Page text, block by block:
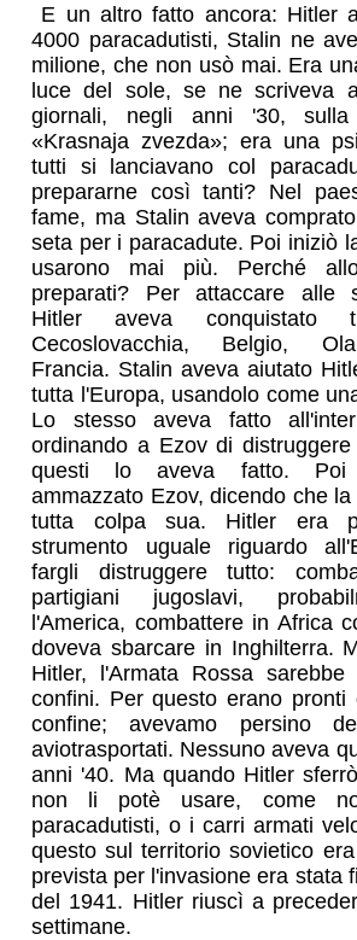
E un altro fatto ancora: Hitler
4000 paracadutisti, Stalin ne
milione, che non usò mai. Era
luce del sole, se ne scriveva
giornali, negli anni '30, sulla
«Krasnaja zvezda»; era una
tutti si lanciavano col
prepararne così tanti? Nel
fame, ma Stalin aveva
seta per i paracadute. Poi iniziò
usarono mai più. Perché
preparati? Per attaccare alle
Hitler aveva conquistato
Cecoslovacchia, Belgio,
Francia. Stalin aveva aiutato
tutta l'Europa, usandolo come
Lo stesso aveva fatto
ordinando a Ezov di
questi lo aveva fatto. Poi
ammazzato Ezov, dicendo che
tutta colpa sua. Hitler era
strumento uguale riguardo
fargli distruggere tutto:
partigiani jugoslavi,
l'America, combattere in Africa
doveva sbarcare in Inghilterra.
Hitler, l'Armata Rossa
confini. Per questo erano pronti
confine; avevamo persino
aviotrasportati. Nessuno aveva
anni '40. Ma quando Hitler
non li potè usare, come
paracadutisti, o i carri armati
questo sul territorio sovietico
prevista per l'invasione era stata
del 1941. Hitler riuscì a
settimane.